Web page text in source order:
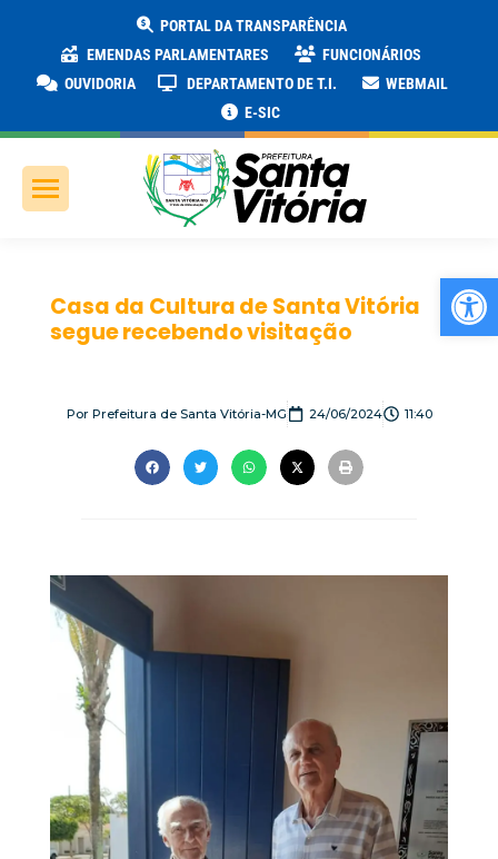
PORTAL DA TRANSPARÊNCIA
EMENDAS PARLAMENTARES
FUNCIONÁRIOS
OUVIDORIA
DEPARTAMENTO DE T.I.
WEBMAIL
E-SIC
Casa da Cultura de Santa Vitória
segue recebendo visitação
PorPrefeitura de Santa Vitória-MG 24/06/2024 11:40